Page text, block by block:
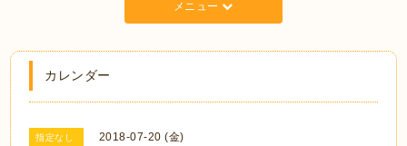
メニュー
カレンダー
指定なし 2018-07-20 (金)